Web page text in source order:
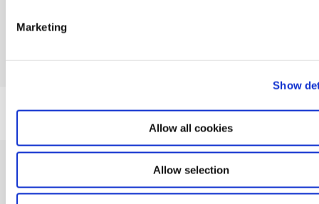
Marketing
Show
Allow all cookies
Allow selection
Praktiske informationer